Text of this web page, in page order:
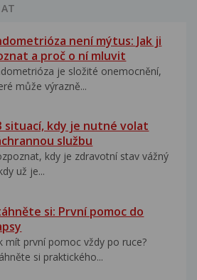
není mýtus: Jak ji
a proč o ní mluvit
je složité onemocnění,
může výrazně...
situací, kdy je nutné volat
službu
kdy je zdravotní stav vážný
už je...
si: První pomoc do
mít první pomoc vždy po ruce?
si praktického...